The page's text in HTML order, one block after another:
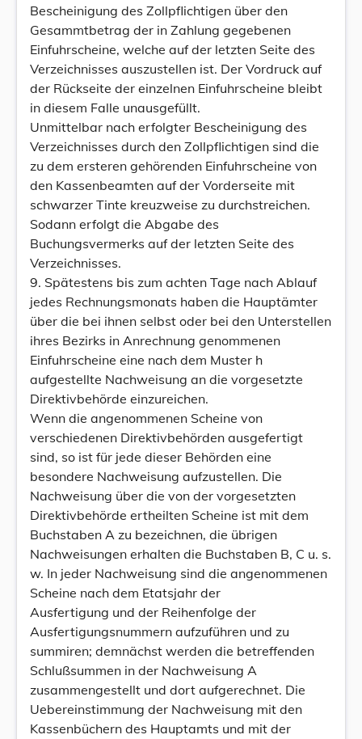
Bescheinigung des Zollpflichtigen über den
Gesammtbetrag der in Zahlung gegebenen
Einfuhrscheine, welche auf der letzten Seite des
Verzeichnisses auszustellen ist. Der Vordruck auf
der Rückseite der einzelnen Einfuhrscheine bleibt
in diesem Falle unausgefüllt.
Unmittelbar nach erfolgter Bescheinigung des
Verzeichnisses durch den Zollpflichtigen sind die
zu dem ersteren gehörenden Einfuhrscheine von
den Kassenbeamten auf der Vorderseite mit
schwarzer Tinte kreuzweise zu durchstreichen.
Sodann erfolgt die Abgabe des
Buchungsvermerks auf der letzten Seite des
Verzeichnisses.
9. Spätestens bis zum achten Tage nach Ablauf
jedes Rechnungsmonats haben die Hauptämter
über die bei ihnen selbst oder bei den Unterstellen
ihres Bezirks in Anrechnung genommenen
Einfuhrscheine eine nach dem Muster h
aufgestellte Nachweisung an die vorgesetzte
Direktivbehörde einzureichen.
Wenn die angenommenen Scheine von
verschiedenen Direktivbehörden ausgefertigt
sind, so ist für jede dieser Behörden eine
besondere Nachweisung aufzustellen. Die
Nachweisung über die von der vorgesetzten
Direktivbehörde ertheilten Scheine ist mit dem
Buchstaben A zu bezeichnen, die übrigen
Nachweisungen erhalten die Buchstaben B, C u. s.
w. In jeder Nachweisung sind die angenommenen
Scheine nach dem Etatsjahr der
Ausfertigung und der Reihenfolge der
Ausfertigungsnummern aufzuführen und zu
summiren; demnächst werden die betreffenden
Schlußsummen in der Nachweisung A
zusammengestellt und dort aufgerechnet. Die
Uebereinstimmung der Nachweisung mit den
Kassenbüchern des Hauptamts und mit der